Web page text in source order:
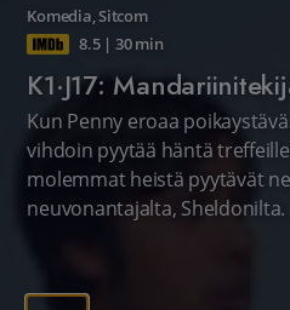
Komedia,Sitcom
8.5| 30 min
K1·J17:
Kun Penny eroaa
vihdoin pyytää häntä
molemmat heistä pyytävät
neuvonantajalta, Sheldonilta.